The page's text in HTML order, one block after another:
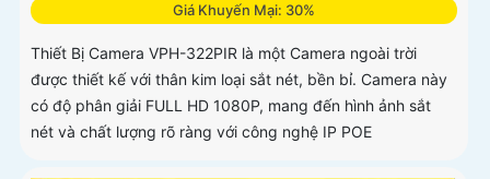
Giá Khuyến Mại: 30%
Thiết Bị Camera VPH-322PIR là một Camera ngoài trời
được thiết kế với thân kim loại sắt nét, bền bỉ. Camera này
có độ phân giải FULL HD 1080P, mang đến hình ảnh sắt
nét và chất lượng rõ ràng với công nghệ IP POE